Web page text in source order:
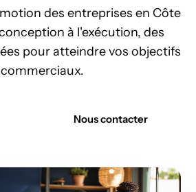
des entreprises en Côte
à l'exécution, des
pour atteindre vos objectifs
commerciaux.
Nous contacter